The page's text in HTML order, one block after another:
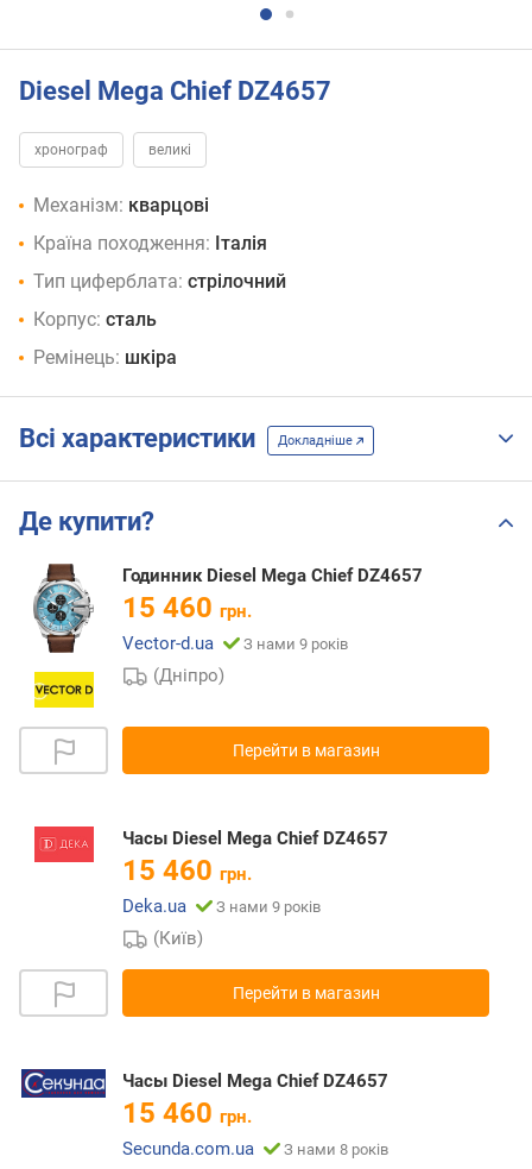
Diesel Mega Chief DZ4657
хронограф великі
Механізм: кварцові
Країна походження: Італія
Тип циферблата: стрілочний
Корпус: сталь
Ремінець: шкіра
Всі характеристики Докладніше
Де купити?
Годинник Diesel Mega Chief DZ4657
15 460 грн.
Vector-d.ua
З нами 9 років
(Дніпро)
Перейти в магазин
Часы Diesel Mega Chief DZ4657
15 460 грн.
Deka.ua
З нами 9 років
(Київ)
Перейти в магазин
Часы Diesel Mega Chief DZ4657
15 460 грн.
Secunda.com.ua
З нами 8 років